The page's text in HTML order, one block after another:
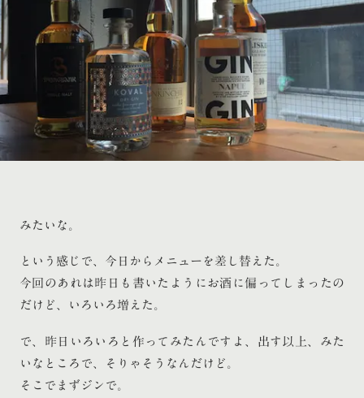
みたいな。
という感じで、今日からメニューを差し替えた。
今回のあれは昨日も書いたようにお酒に偏ってしまったの
だけど、いろいろ増えた。
で、昨日いろいろと作ってみたんですよ、出す以上、みた
いなところで、そりゃそうなんだけど。
そこでまずジンで。